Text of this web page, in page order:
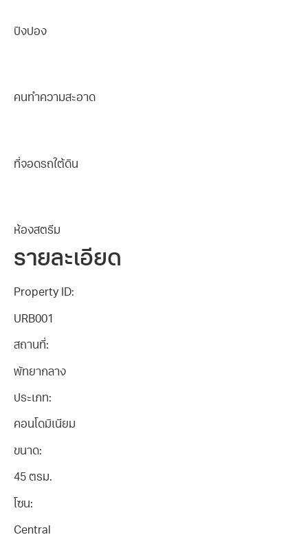
ปิงปอง
คนทำความสะอาด
ที่จอดรถใต้ดิน
ห้องสตรีม
รายละเอียด
Property ID:
URB001
สถานที่:
พัทยากลาง
ประเภท:
คอนโดมิเนียม
ขนาด:
45 ตรม.
โซน:
Central